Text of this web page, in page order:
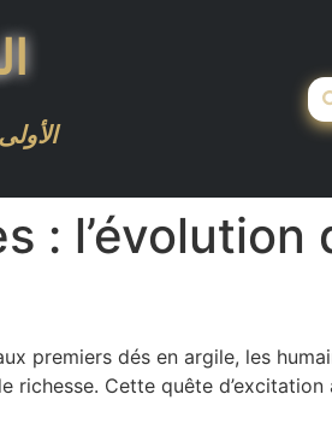
الأولى
: l’évolution
premiers dés en argile, les
Cette quête d’excitation